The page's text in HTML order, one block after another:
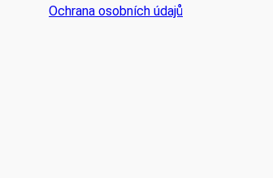
Ochrana osobních údajů